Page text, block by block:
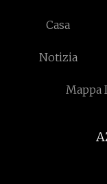
Casa
Notizia
Mappa